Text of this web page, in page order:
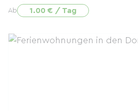
Ab 1.00 € / Tag